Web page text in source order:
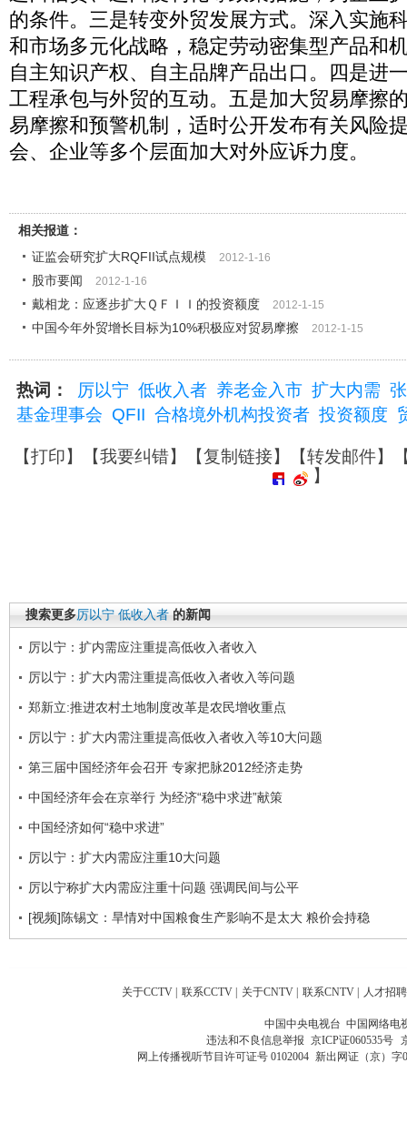
的条件。三是转变外贸发展方式。深入实施
和市场多元化战略，稳定劳动密集型产品和
自主知识产权、自主品牌产品出口。四是进
工程承包与外贸的互动。五是加大贸易摩擦
易摩擦和预警机制，适时公开发布有关风险
会、企业等多个层面加大对外应诉力度。
相关报道：
证监会研究扩大RQFII试点规模
2012-1-16
股市要闻 2012-1-16
戴相龙：应逐步扩大ＱＦＩＩ的投资额度 2012-1-15
中国今年外贸增长目标为10%积极应对贸易摩擦 2012-1-15
热词： 厉以宁 低收入者 养老金入市 扩大内需
基金理事会 QFII 合格境外机构投资者 投资额度
【打印】【我要纠错】【复制链接】【转发邮件】
】
搜索更多厉以宁 低收入者 的新闻
厉以宁：扩内需应注重提高低收入者收入
厉以宁：扩大内需注重提高低收入者收入等问题
郑新立:推进农村土地制度改革是农民增收重点
厉以宁：扩大内需注重提高低收入者收入等10大问题
第三届中国经济年会召开 专家把脉2012经济走势
中国经济年会在京举行 为经济“稳中求进”献策
中国经济如何“稳中求进”
厉以宁：扩大内需应注重10大问题
厉以宁称扩大内需应注重十问题 强调民间与公平
[视频]陈锡文：旱情对中国粮食生产影响不是太大 粮价会持稳
关于CCTV | 联系CCTV | 关于CNTV | 联系CNTV | 人才招聘
中国中央电视台 中国网络电
违法和不良信息举报 京ICP证060535号
网上传播视听节目许可证号 0102004 新出网证（京）